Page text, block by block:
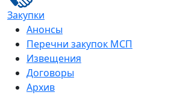
Закупки
Анонсы
Перечни закупок МСП
Извещения
Договоры
Архив